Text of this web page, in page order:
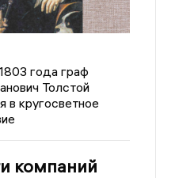
года граф
Толстой
в кругосветное
компаний